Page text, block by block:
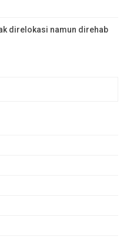
direlokasi namun direhab